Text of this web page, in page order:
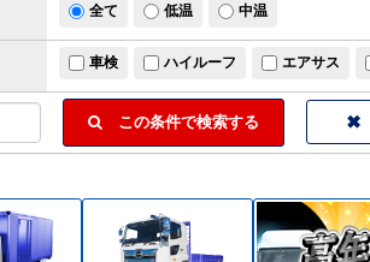
この条件で検索する
全て 低温 中温
車検 ハイルーフ エアサス